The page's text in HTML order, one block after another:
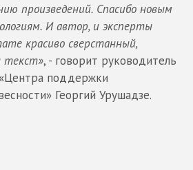
произведений. Спасибо новым
И автор, и эксперты
красиво сверстанный,
текст», - говорит руководитель
поддержки
Георгий Урушадзе.